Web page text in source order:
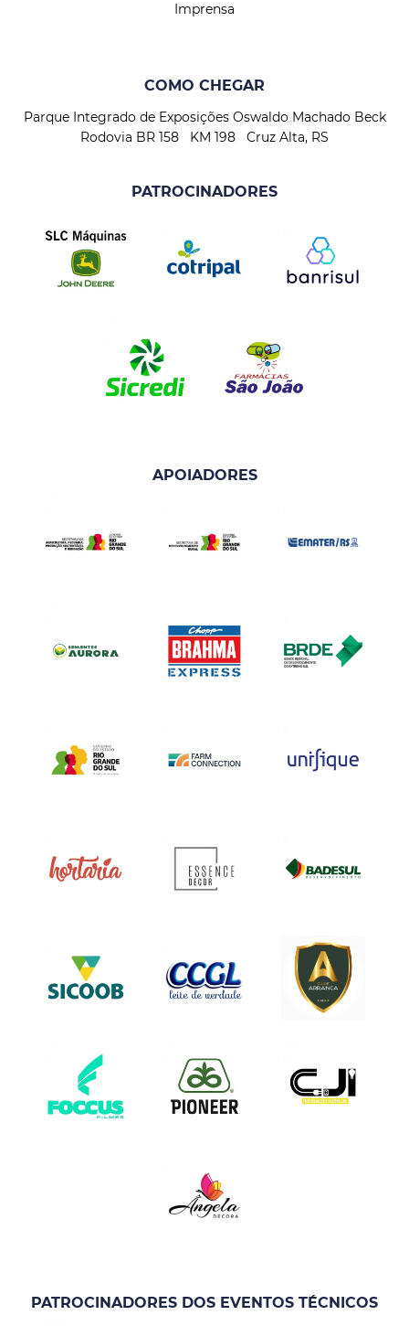
Imprensa
COMO CHEGAR
Parque Integrado de Exposições Oswaldo Machado Beck
Rodovia BR 158 KM 198 Cruz Alta, RS
PATROCINADORES
APOIADORES
PATROCINADORES DOS EVENTOS TÉCNICOS